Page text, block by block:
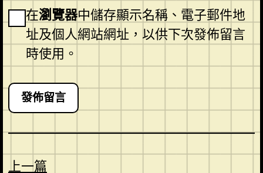
在瀏覽器中儲存顯示名稱、電子郵件地
址及個人網站網址，以供下次發佈留言
時使用。
上一篇